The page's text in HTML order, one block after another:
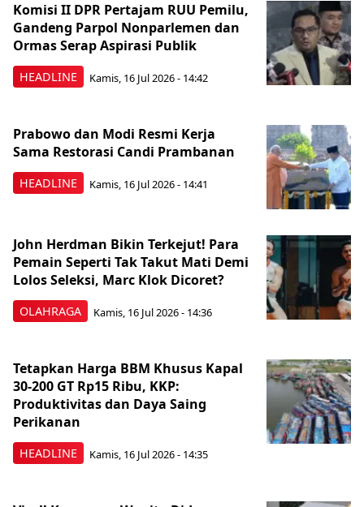
HEADLINE
Komisi II DPR Pertajam RUU Pemilu,
Gandeng Parpol Nonparlemen dan
Ormas Serap Aspirasi Publik
Kamis, 16 Jul 2026 - 14:42
HEADLINE
Prabowo dan Modi Resmi Kerja
Sama Restorasi Candi Prambanan
Kamis, 16 Jul 2026 - 14:41
OLAHRAGA
John Herdman Bikin Terkejut! Para
Pemain Seperti Tak Takut Mati Demi
Lolos Seleksi, Marc Klok Dicoret?
Kamis, 16 Jul 2026 - 14:36
HEADLINE
Tetapkan Harga BBM Khusus Kapal
30-200 GT Rp15 Ribu, KKP:
Produktivitas dan Daya Saing
Perikanan
Kamis, 16 Jul 2026 - 14:35